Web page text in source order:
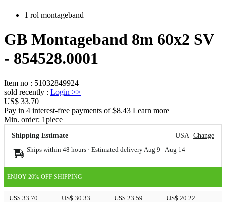
1 rol montageband
GB Montageband 8m 60x2 SV
- 854528.0001
Item no : 51032849924
sold recently : Login >>
US$ 33.70
Pay in 4 interest-free payments of $8.43 Learn more
Min. order: 1piece
Shipping Estimate USA Change
Ships within 48 hours · Estimated delivery Aug 9 - Aug 14
ENJOY 20% OFF SHIPPING
US$ 33.70 US$ 30.33 US$ 23.59 US$ 20.22